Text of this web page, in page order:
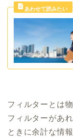
フィルターとは
フィルターがあ
ときに余計な情